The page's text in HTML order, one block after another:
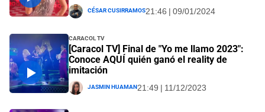
César Cusirramos21:46 | 09/01/2024
Caracol TV
[Caracol TV] Final de "Yo me llamo 2023":
Conoce AQUÍ quién ganó el reality de
imitación
Jasmin Huaman21:49 | 11/12/2023